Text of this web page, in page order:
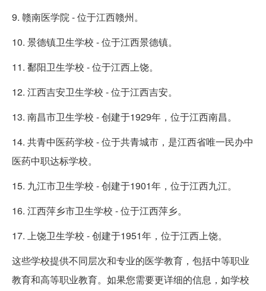
9. 赣南医学院 - 位于江西赣州。
10. 景德镇卫生学校 - 位于江西景德镇。
11. 鄱阳卫生学校 - 位于江西上饶。
12. 江西吉安卫生学校 - 位于江西吉安。
13. 南昌市卫生学校 - 创建于1929年，位于江西南昌。
14. 共青中医药学校 - 位于共青城市，是江西省唯一民办中
医药中职达标学校。
15. 九江市卫生学校 - 创建于1901年，位于江西九江。
16. 江西萍乡市卫生学校 - 位于江西萍乡。
17. 上饶卫生学校 - 创建于1951年，位于江西上饶。
这些学校提供不同层次和专业的医学教育，包括中等职业
教育和高等职业教育。如果您需要更详细的信息，如学校